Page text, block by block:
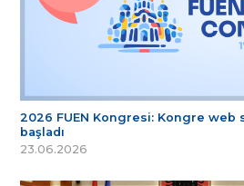
2026 FUEN Kongresi: Kongre web
başladı
23.06.2026